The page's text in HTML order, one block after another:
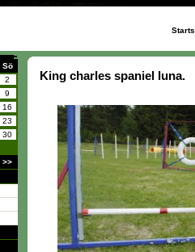
Sö
2
9
16
23
30
>>
King charles spaniel luna.